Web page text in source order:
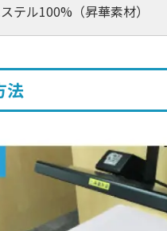
テル100%（昇華素材）
法